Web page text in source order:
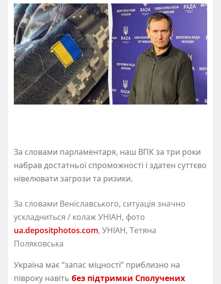
За словами парламентаря, наш ВПК за три роки
набрав достатньої спроможності і здатен суттєво
нівелювати загрози та ризики.
За словами Веніславського, ситуація значно
ускладниться / колаж УНІАН, фото
ua.depositphotos.com, УНІАН, Тетяна
Поляковська
Україна має “запас міцності” приблизно на
півроку навіть без підтримки Сполучених